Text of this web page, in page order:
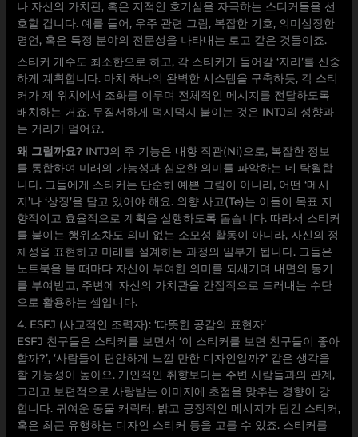
나 자신의 가치관, 혹은 지적인 호기심을 자극하는 스티커들을 선
호할 겁니다. 예를 들어, 우주 관련 그림, 복잡한 기호, 의미심장한
명언, 혹은 특정 분야의 전문성을 나타내는 로고 같은 것들이죠.
스티커 개수도 최소한으로 하고, 각 스티커가 들어갈 ‘자리’를 신중
하게 계획합니다. 마치 하나의 완벽한 시스템을 구축하듯, 각 스티
커가 제 위치에서 조화를 이루며 전체적인 메시지를 전달하도록
배치하는 거죠. 무질서하게 덕지덕지 붙이는 것은 INTJ의 성향과
는 거리가 멀어요.
왜 그럴까요? INTJ의 주 기능은 내향 직관(Ni)으로, 복잡한 정보
를 통합하여 미래의 가능성과 심오한 의미를 파악하는 데 탁월합
니다. 그들에게 스티커는 단순히 예쁜 그림이 아니라, 어떤 ‘메시
지’나 ‘상징’을 담고 있어야 해요. 외향 사고(Te)는 이들이 목표 지
향적이고 효율적으로 계획을 실행하도록 돕습니다. 따라서 스티커
를 붙이는 행위조차도 의미 없는 소모성 활동이 아니라, 자신의 정
체성을 표현하고 미래를 설계하는 과정의 일부가 됩니다. 그들은
노트북을 볼 때마다 자신이 부여한 의미를 되새기며 내면의 동기
를 부여받고, 주변에 자신의 가치관을 간접적으로 드러내는 수단
으로 활용하는 셈입니다.
4. ESFJ (사교적인 조력자): ‘따뜻한 공감의 표현자’
ESFJ 친구들은 스티커를 보면서 ‘이 스티커를 보면 친구들이 좋아
할까?’, ‘사람들이 편안하게 느낄 만한 디자인일까?’ 같은 생각을
할 가능성이 높아요. 개인적인 취향보다는 주변 사람들과의 관계,
그리고 보편적으로 사랑받는 이미지에 초점을 맞추는 경향이 강
합니다. 귀여운 동물 캐릭터, 밝고 긍정적인 메시지가 담긴 스티커,
혹은 최근 유행하는 디자인 스티커 등을 고를 수 있죠. 스티커를